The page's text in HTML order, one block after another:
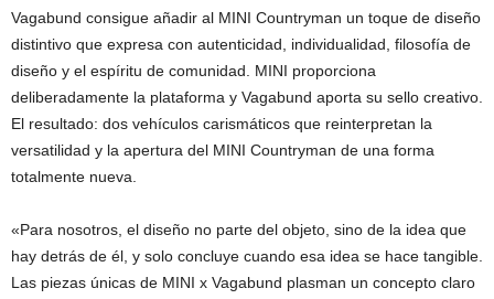
Vagabund consigue añadir al MINI Countryman un toque de diseño
distintivo que expresa con autenticidad, individualidad, filosofía de
diseño y el espíritu de comunidad. MINI proporciona
deliberadamente la plataforma y Vagabund aporta su sello creativo.
El resultado: dos vehículos carismáticos que reinterpretan la
versatilidad y la apertura del MINI Countryman de una forma
totalmente nueva.
«Para nosotros, el diseño no parte del objeto, sino de la idea que
hay detrás de él, y solo concluye cuando esa idea se hace tangible.
Las piezas únicas de MINI x Vagabund plasman un concepto claro